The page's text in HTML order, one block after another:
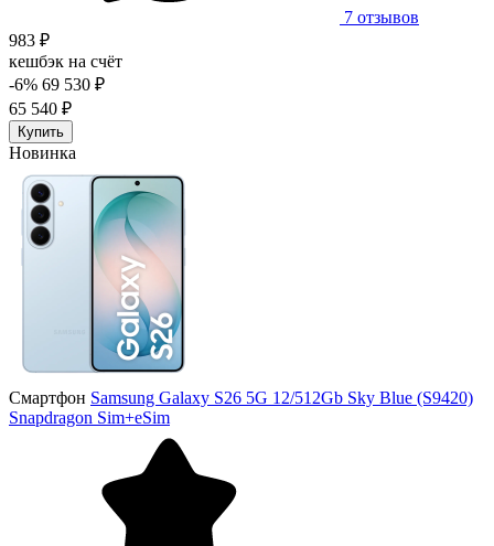
7 отзывов
983 ₽
кешбэк на счёт
-6% 69 530 ₽
65 540 ₽
Купить
Новинка
Смартфон Samsung Galaxy S26 5G 12/512Gb Sky Blue (S9420)
Snapdragon Sim+eSim